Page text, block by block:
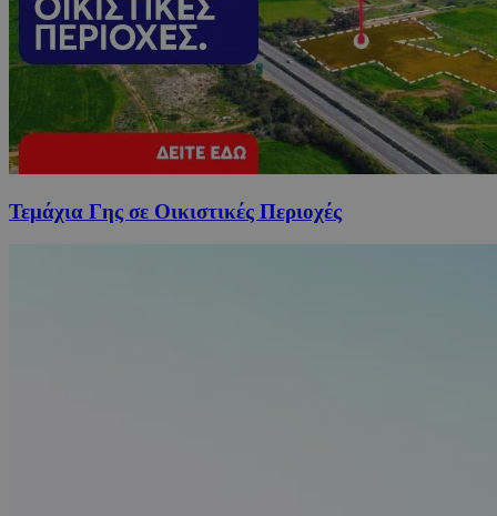
Τεμάχια Γης σε Οικιστικές Περιοχές